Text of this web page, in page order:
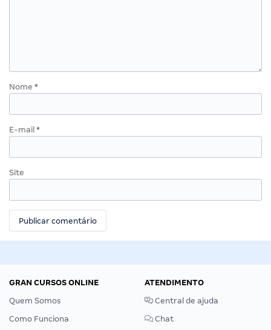
Nome *
E-mail *
Site
GRAN CURSOS ONLINE
Quem Somos
Como Funciona
ATENDIMENTO
Central de ajuda
Chat